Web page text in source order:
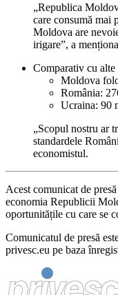
„Republica
care consumă mai
Moldova are
irigare”, a
Comparativ cu
Moldova
România:
Ucraina: 90
„Scopul nostru ar
standardele
economistul.
Acest comunicat de
economia Republicii
oportunitățile cu care se
Comunicatul de presă
privesc.eu pe baza